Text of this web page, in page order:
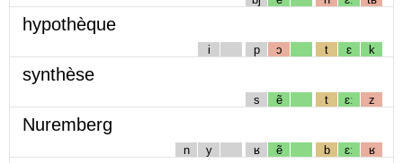
hypothèque
i p ɔ t ɛ k
synthèse
s ẽ t ɛː z
Nuremberg
n y ʁ ẽ b ɛː ʁ